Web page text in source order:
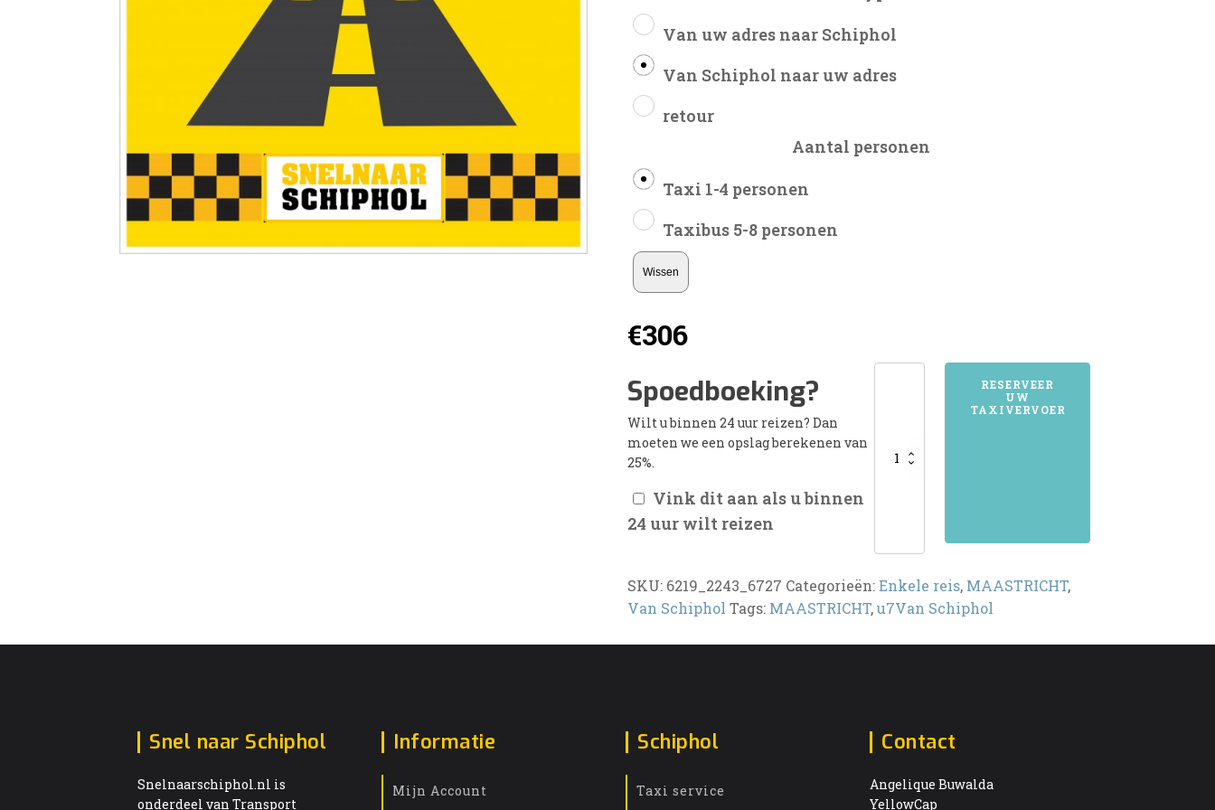
Van uw adres naar Schiphol
Van Schiphol naar uw adres
retour
Aantal personen
Taxi 1-4 personen
Taxibus 5-8 personen
Wissen
€306
Spoedboeking?
Wilt u binnen 24 uur reizen? Dan
moeten we een opslag berekenen van
25%.
Vink dit aan als u binnen
24 uur wilt reizen
6219MAASTRICHT
RESERVEER
UW
TAXIVERVOER
SKU: 6219_2243_6727 Categorieën:Enkele reis, MAASTRICHT,
Van Schiphol Tags: MAASTRICHT,u7Van Schiphol
Snel naar Schiphol
Snelnaarschiphol.nl is
onderdeel van Transport
Informatie
Mijn Account
Schiphol
Taxi service
Contact
Angelique Buwalda
YellowCap